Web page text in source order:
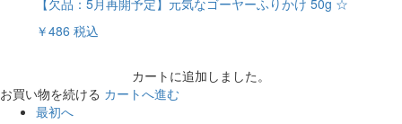
￥486 税込
カートに追加しました。
お買い物を続ける カートへ進む
最初へ